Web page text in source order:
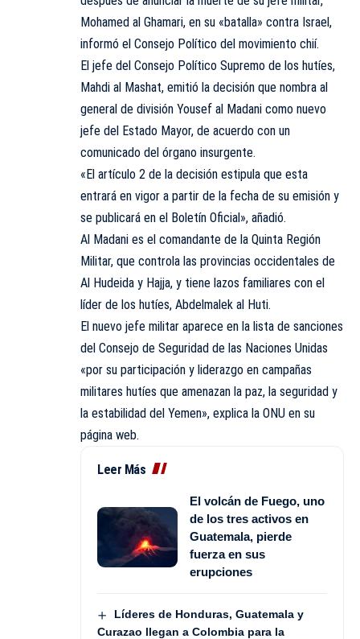
Mohamed al Ghamari, en su «batalla» contra Israel,
informó el Consejo Político del movimiento chií.
El jefe del Consejo Político Supremo de los hutíes,
Mahdi al Mashat, emitió la decisión que nombra al
general de división Yousef al Madani como nuevo
jefe del Estado Mayor, de acuerdo con un
comunicado del órgano insurgente.
«El artículo 2 de la decisión estipula que esta
entrará en vigor a partir de la fecha de su emisión y
se publicará en el Boletín Oficial», añadió.
Al Madani es el comandante de la Quinta Región
Militar, que controla las provincias occidentales de
Al Hudeida y Hajja, y tiene lazos familiares con el
líder de los hutíes, Abdelmalek al Huti.
El nuevo jefe militar aparece en la lista de sanciones
del Consejo de Seguridad de las Naciones Unidas
«por su participación y liderazgo en campañas
militares hutíes que amenazan la paz, la seguridad y
la estabilidad del Yemen», explica la ONU en su
página web.
Leer Más
El volcán de Fuego, uno
de los tres activos en
Guatemala, pierde
fuerza en sus
erupciones
Líderes de Honduras, Guatemala y
Curazao llegan a Colombia para la